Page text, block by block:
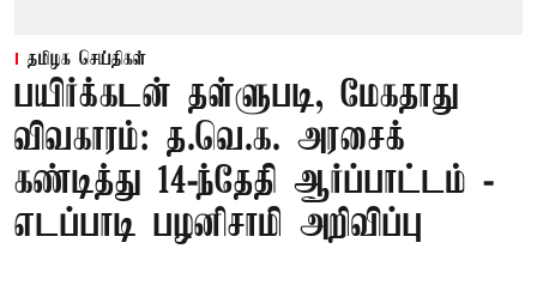
தமிழக செய்திகள்
பயிர்க்கடன் தள்ளுபடி, மேகதாது
விவகாரம்: த.வெ.க. அரசைக்
கண்டித்து 14-ந்தேதி ஆர்ப்பாட்டம் -
எடப்பாடி பழனிசாமி அறிவிப்பு